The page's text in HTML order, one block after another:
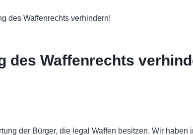
des Waffenrechts verhindern!
des Waffenrechts
der Bürger, die legal Waffen besitzen. Wir haben